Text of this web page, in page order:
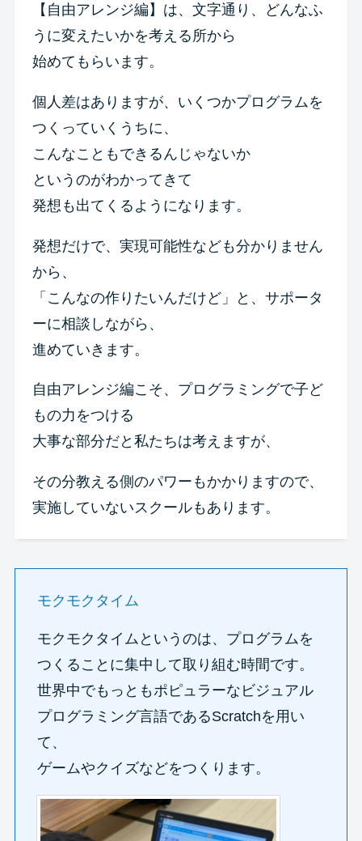
【自由アレンジ編】は、文字通り、どんなふ
うに変えたいかを考える所から
始めてもらいます。
個人差はありますが、いくつかプログラムを
つくっていくうちに、
こんなこともできるんじゃないか
というのがわかってきて
発想も出てくるようになります。
発想だけで、実現可能性なども分かりません
から、
「こんなの作りたいんだけど」と、サポータ
ーに相談しながら、
進めていきます。
自由アレンジ編こそ、プログラミングで子ど
もの力をつける
大事な部分だと私たちは考えますが、
その分教える側のパワーもかかりますので、
実施していないスクールもあります。
モクモクタイム
モクモクタイムというのは、プログラムを
つくることに集中して取り組む時間です。
世界中でもっともポピュラーなビジュアル
プログラミング言語であるScratchを用い
て、
ゲームやクイズなどをつくります。